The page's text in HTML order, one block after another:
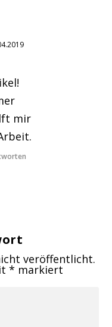
mir
veröffentlicht.
* markiert